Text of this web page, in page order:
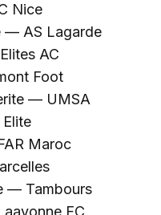
Nice
— AS Lagarde
AC
Foot
— UMSA
Maroc
— Tambours